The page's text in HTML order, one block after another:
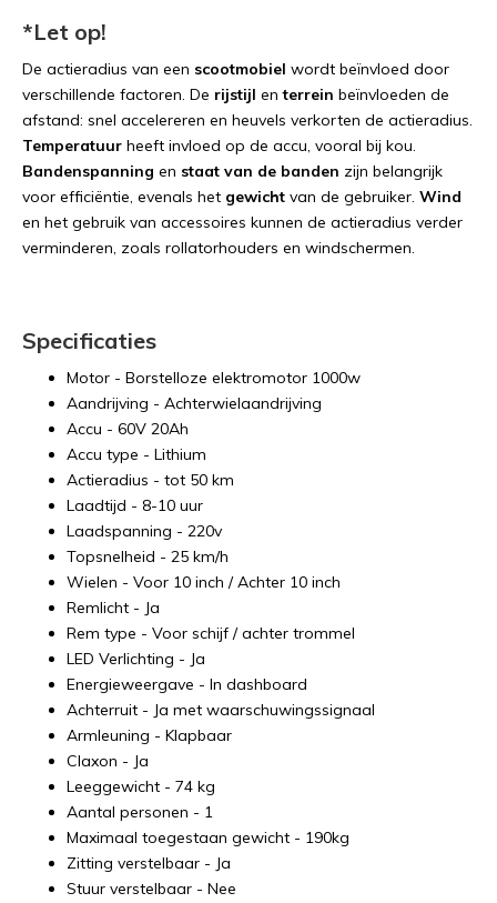
*Let op!
De actieradius van een scootmobiel wordt beïnvloed door
verschillende factoren. De rijstijl enterrein beïnvloeden de
afstand: snel accelereren en heuvels verkorten de actieradius.
Temperatuur heeft invloed op de accu, vooral bij kou.
Bandenspanning en staat van de banden zijn belangrijk
voor efficiëntie, evenals het gewicht van de gebruiker. Wind
en het gebruik van accessoires kunnen de actieradius verder
verminderen, zoals rollatorhouders en windschermen.
Specificaties
Motor - Borstelloze elektromotor 1000w
Aandrijving - Achterwielaandrijving
Accu - 60V 20Ah
Accu type - Lithium
Actieradius - tot 50 km
Laadtijd - 8-10 uur
Laadspanning - 220v
Topsnelheid - 25 km/h
Wielen - Voor 10 inch / Achter 10 inch
Remlicht - Ja
Rem type - Voor schijf / achter trommel
LED Verlichting - Ja
Energieweergave - In dashboard
Achterruit - Ja met waarschuwingssignaal
Armleuning - Klapbaar
Claxon - Ja
Leeggewicht - 74 kg
Aantal personen - 1
Maximaal toegestaan gewicht - 190kg
Zitting verstelbaar - Ja
Stuur verstelbaar - Nee